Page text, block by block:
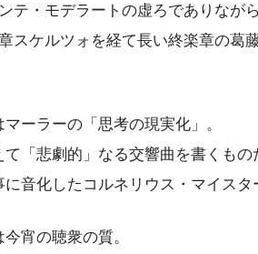
テ・モデラートの虚ろでありなが
スケルツォを経て長い終楽章の葛
ーラーの「思考の現実化」。
「悲劇的」なる交響曲を書くもの
音化したコルネリウス・マイスタ
宵の聴衆の質。